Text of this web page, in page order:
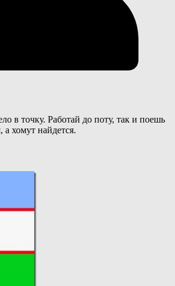
в точку. Работай до поту, так и поешь
хомут найдется.